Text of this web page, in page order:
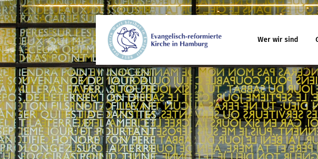
Wer wir sind
Wer wir sind
Wo wir zusammenkommen
Geschichte unserer Gemeinde
Wie wir uns organisieren
Pastoren
Gemeindeleben
Begegnungskreise
Kirchenmusik
Projekte und Kooperationen
Engagement